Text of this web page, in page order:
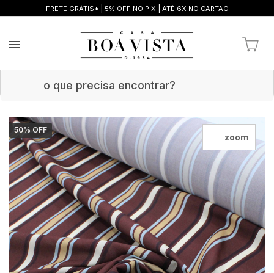
FRETE GRÁTIS* 5% OFF NO PIX ATÉ 6X NO CARTÃO
50% OFF
zoom